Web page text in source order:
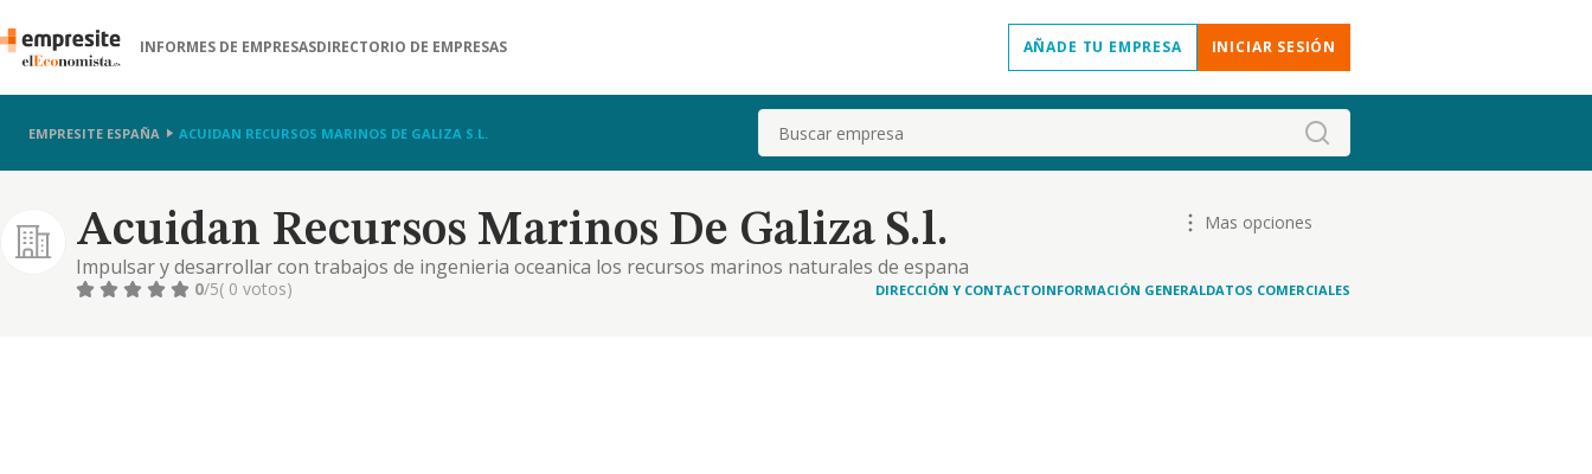
INFORMES DE EMPRESASDIRECTORIO DE EMPRESAS AÑADE TU EMPRESA INICIAR SESIÓN
EMPRESITE ESPAÑA ACUIDAN RECURSOS MARINOS DE GALIZA S.L. Buscar
Acuidan Recursos Marinos De Galiza S.l.
Impulsar y desarrollar con trabajos de ingenieria oceanica los recursos marinos naturales de espana
y del extranjero. prestacion de servicios de asesoria y consultoria a toda, persona fisica y juridica, y
Mas opciones
0/5( 0 votos) DIRECCIÓN Y CONTACTOINFORMACIÓN GENERALDATOS COMERCIALES